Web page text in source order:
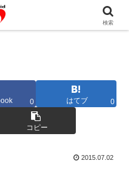
トーリーを変えていく！。
0 はてブ 0
コピー
2015.07.02
検索